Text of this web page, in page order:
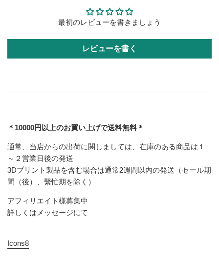
最初のレビューを書きましょう
レビューを書く
＊10000円以上のお買い上げで送料無料＊
通常、当店からの出荷に関しましては、在庫のある商品は１
～２営業日後の発送
3Dプリント製品を含む場合は通常2週間以内の発送（セール期
間（後）、繫忙期を除く）
アフィリエイト様募集中
詳しくはメッセージにて
Icons8